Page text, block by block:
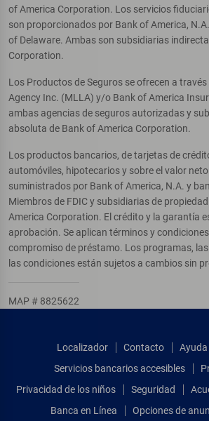
of America Corporation. Los servicios
son proporcionados por Bank of America,
of Delaware. Ambas son subsidiarias
Corporation.
Los Productos de Seguros se ofrecen a
Agency Inc. (MLLA) y/o Bank of America
ambas agencias de seguros autorizadas y
absoluta de Bank of America Corporation.
Los productos bancarios, de tarjetas de
automóviles, hipotecarios y sobre el valor
suministrados por Bank of America, N.A. y
Miembros de FDIC y subsidiarias de
America Corporation. El crédito y la garantía
aprobación. Se aplican términos y
compromiso de préstamo. Los programas,
las condiciones están sujetos a cambios sin
MAP # 8825622
Localizador Contacto
Servicios bancarios accesibles
Privacidad de los niños
Seguridad
Banca en Línea
Opciones de